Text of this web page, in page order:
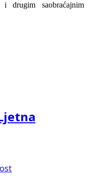
drugim saobraćajnim